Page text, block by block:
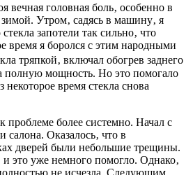
вечная головная боль‚ особенно в
Утром‚ садясь в машину‚ я
запотели так сильно‚ что
время я боролся с этим народными
тряпкой‚ включал обогрев заднего
полную мощность. Но это помогало
некоторое время стекла снова
проблеме более системно. Начал с
салона. Оказалось‚ что в
дверей были небольшие трещины.
это уже немного помогло. Однако‚
не исчезла. Следующим